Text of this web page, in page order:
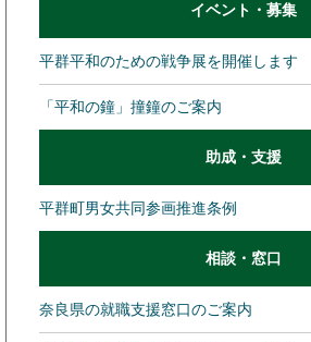
イベント・募集
平群平和のための戦争展を開催します
「平和の鐘」撞鐘のご案内
助成・支援
平群町男女共同参画推進条例
相談・窓口
奈良県の就職支援窓口のご案内